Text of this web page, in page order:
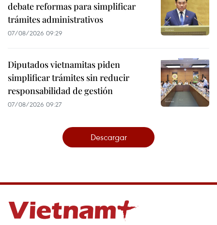
debate reformas para simplificar
trámites administrativos
07/08/2026 09:29
Diputados vietnamitas piden
simplificar trámites sin reducir
responsabilidad de gestión
07/08/2026 09:27
Descargar